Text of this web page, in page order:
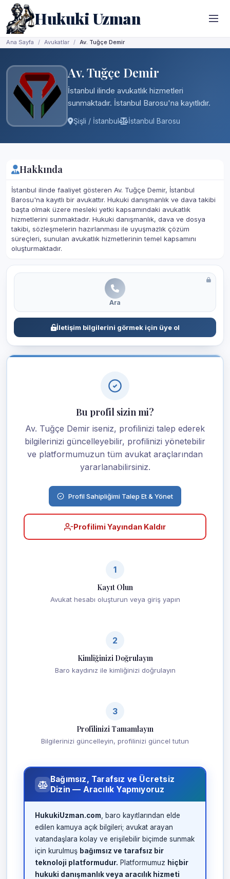
Hukuki Uzman
Ana Sayfa Avukatlar Av. Tuğçe Demir
Av. Tuğçe Demir
İstanbul ilinde avukatlık hizmetleri
sunmaktadır. İstanbul Barosu'na kayıtlıdır.
Şişli / İstanbul İstanbul Barosu
Hakkında
İstanbul ilinde faaliyet gösteren Av. Tuğçe Demir, İstanbul
Barosu'na kayıtlı bir avukattır. Hukuki danışmanlık ve dava takibi
başta olmak üzere mesleki yetki kapsamındaki avukatlık
hizmetlerini sunmaktadır. Hukuki danışmanlık, dava ve dosya
takibi, sözleşmelerin hazırlanması ile uyuşmazlık çözüm
süreçleri, sunulan avukatlık hizmetlerinin temel kapsamını
oluşturmaktadır.
Ara
İletişim bilgilerini görmek için üye ol
Bu profil sizin mi?
Av. Tuğçe Demir iseniz, profilinizi talep ederek
bilgilerinizi güncelleyebilir, profilinizi yönetebilir
ve platformumuzun tüm avukat araçlarından
yararlanabilirsiniz.
Profil Sahipliğimi Talep Et & Yönet
Profilimi Yayından Kaldır
1
Kayıt Olun
Avukat hesabı oluşturun veya giriş yapın
2
Kimliğinizi Doğrulayın
Baro kaydınız ile kimliğinizi doğrulayın
3
Profilinizi Tamamlayın
Bilgilerinizi güncelleyin, profilinizi güncel tutun
Bağımsız, Tarafsız ve Ücretsiz
Dizin — Aracılık Yapmıyoruz
HukukiUzman.com , baro kayıtlarından elde
edilen kamuya açık bilgileri; avukat arayan
vatandaşlara kolay ve erişilebilir biçimde sunmak
için kurulmuş bağımsız ve tarafsız bir
teknoloji platformudur. Platformumuz hiçbir
hukuki danışmanlık veya aracılık hizmeti